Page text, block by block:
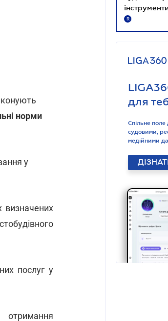
норми
у
визначених
послуг у
R
для
Спільне
судовими,
медійними